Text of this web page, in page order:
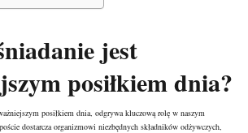
jest
posiłkiem dnia?
posiłkiem dnia, odgrywa kluczową rolę w naszym
dostarcza organizmowi niezbędnych składników odżywczych,